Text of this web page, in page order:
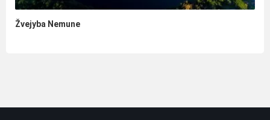
Žvejyba Nemune